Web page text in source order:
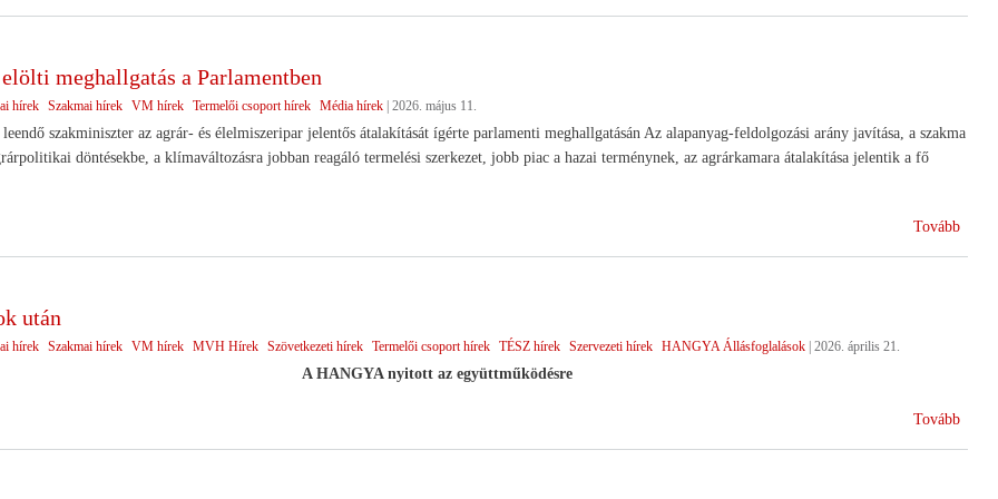
meghallgatás a Parlamentben
hírek Szakmai hírek VM hírek Termelői csoport hírek Média hírek | 2026. május 11.
szakminiszter az agrár- és élelmiszeripar jelentős átalakítását ígérte parlamenti meghallgatásán Az alapanyag-feldolgozási arány javítása, a szakma
döntésekbe, a klímaváltozásra jobban reagáló termelési szerkezet, jobb piac a hazai terménynek, az agrárkamara átalakítása jelentik a fő
Tovább
után
hírek Szakmai hírek VM hírek MVH Hírek Szövetkezeti hírek Termelői csoport hírek TÉSZ hírek Szervezeti hírek HANGYA Állásfoglalások 2026. április 21.
A HANGYA nyitott az együttműködésre
Tovább